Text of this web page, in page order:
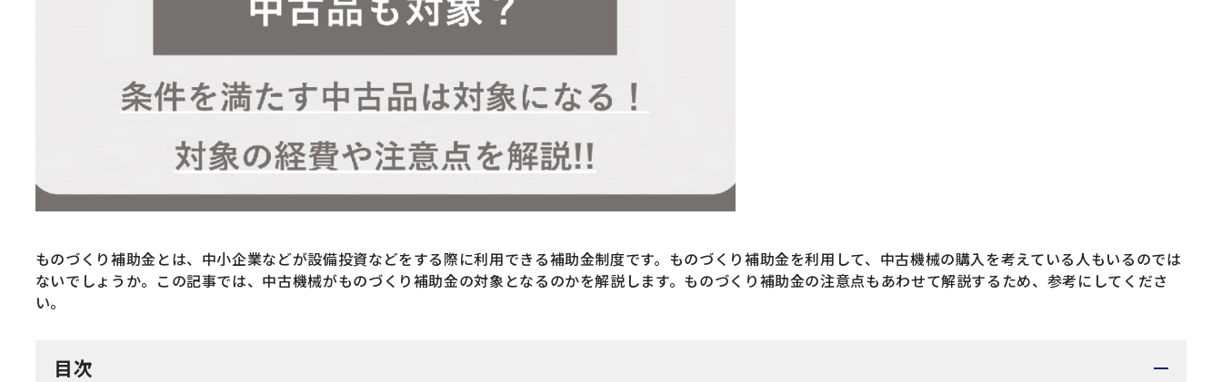
ものづくり補助金とは、中小企業などが設備投資などをする際に利用できる補助金制度です。ものづくり補助金を利用して、中古機械の購入を考えている人もいるのでは
ないでしょうか。この記事では、中古機械がものづくり補助金の対象となるのかを解説します。ものづくり補助金の注意点もあわせて解説するため、参考にしてくださ
い。
目次